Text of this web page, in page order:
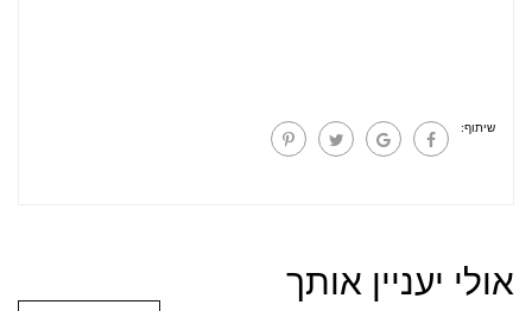
שיתוף:
אולי יעניין אותך